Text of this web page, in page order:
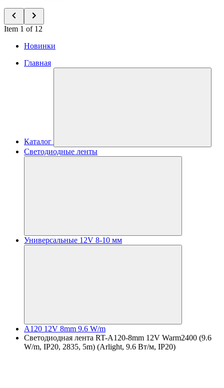
Item 1 of 12
Новинки
Главная
Каталог
Светодиодные ленты
Универсальные 12V 8-10 мм
A120 12V 8mm 9.6 W/m
Светодиодная лента RT-A120-8mm 12V Warm2400 (9.6
W/m, IP20, 2835, 5m) (Arlight, 9.6 Вт/м, IP20)